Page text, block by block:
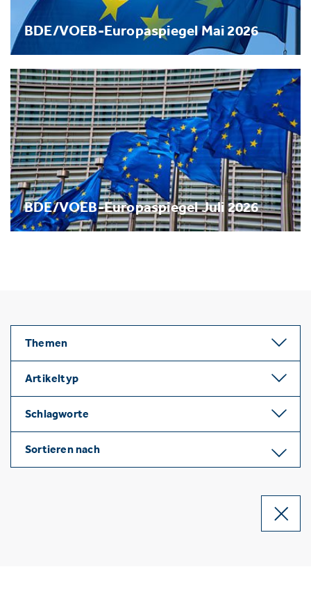
BDE/VOEB-Europaspiegel Mai 2026
BDE/VOEB-Europaspiegel Juli 2026
Themen
Artikeltyp
Schlagworte
Sortieren nach